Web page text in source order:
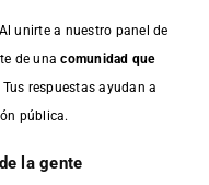
unirte a nuestro panel de
de unacomunidad que
Tus respuestas ayudan a
pública.
la gente